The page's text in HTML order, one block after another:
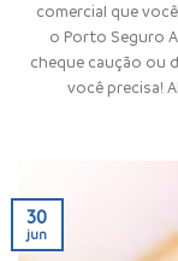
comercial que
o Porto Seguro
cheque caução ou
você precisa!
30
jun